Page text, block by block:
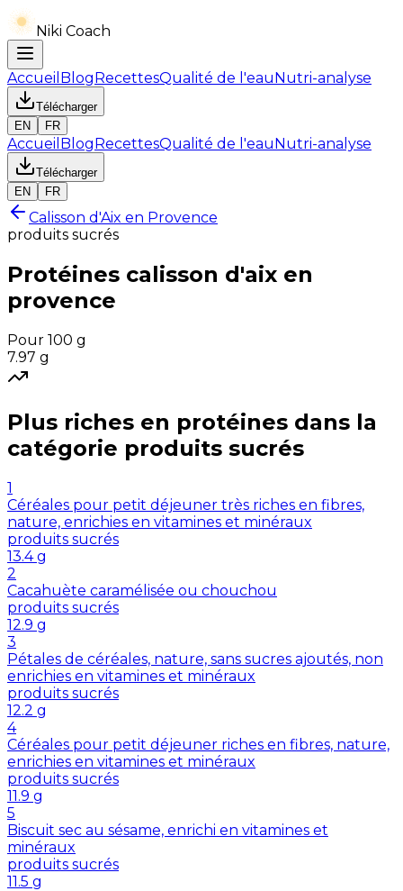
Niki Coach
Accueil BlogRecettesQualité de l'eauNutri-analyse
Télécharger
EN
FR
Accueil BlogRecettesQualité de l'eauNutri-analyse
Télécharger
EN
FR
Calisson d'Aix en Provence
produits sucrés
Protéines calisson d'aix en
provence
Pour 100 g
7.97 g
Plus riches en protéines dans la
catégorie produits sucrés
1
Céréales pour petit déjeuner très riches en fibres,
nature, enrichies en vitamines et minéraux
produits sucrés
13.4 g
2
Cacahuète caramélisée ou chouchou
produits sucrés
12.9 g
3
Pétales de céréales, nature, sans sucres ajoutés, non
enrichies en vitamines et minéraux
produits sucrés
12.2 g
4
Céréales pour petit déjeuner riches en fibres, nature,
enrichies en vitamines et minéraux
produits sucrés
11.9 g
5
Biscuit sec au sésame, enrichi en vitamines et
minéraux
produits sucrés
11.5 g